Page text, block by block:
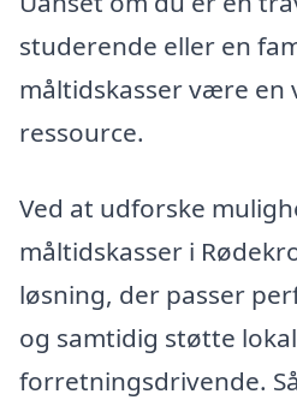
studerende eller en
måltidskasser være
ressource.
Ved at udforske
måltidskasser i
løsning, der passer
og samtidig støtte
forretningsdrivende.